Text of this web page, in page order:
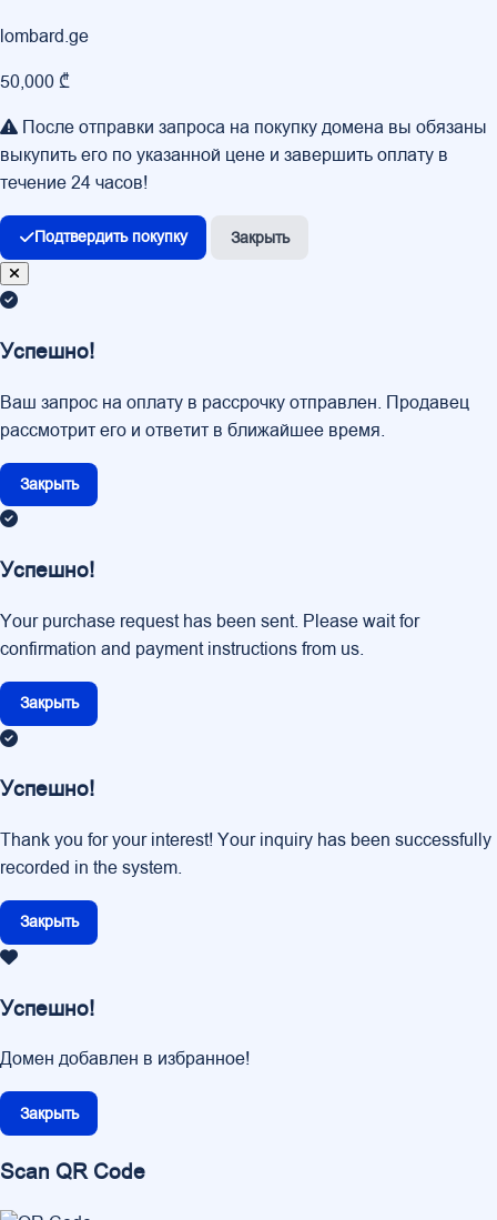
lombard.ge
50,000 ₾
После отправки запроса на покупку домена вы обязаны
выкупить его по указанной цене и завершить оплату в
течение 24 часов!
Подтвердить покупку Закрыть
Успешно!
Ваш запрос на оплату в рассрочку отправлен. Продавец
рассмотрит его и ответит в ближайшее время.
Закрыть
Успешно!
Your purchase request has been sent. Please wait for
confirmation and payment instructions from us.
Закрыть
Успешно!
Thank you for your interest! Your inquiry has been successfully
recorded in the system.
Закрыть
Успешно!
Домен добавлен в избранное!
Закрыть
Scan QR Code